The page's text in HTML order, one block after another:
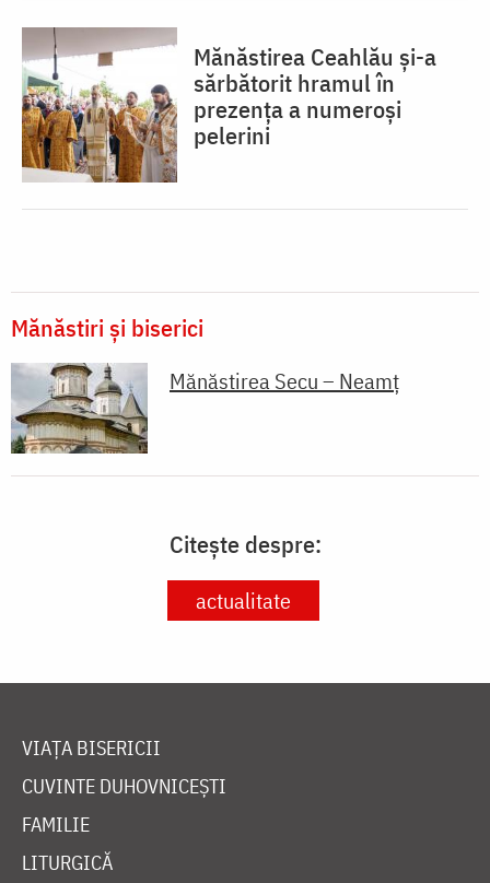
Mănăstirea Ceahlău și-a
sărbătorit hramul în
prezența a numeroși
pelerini
Mănăstiri și biserici
Mănăstirea Secu – Neamț
Citește despre:
actualitate
VIAȚA BISERICII
CUVINTE DUHOVNICEȘTI
FAMILIE
LITURGICĂ